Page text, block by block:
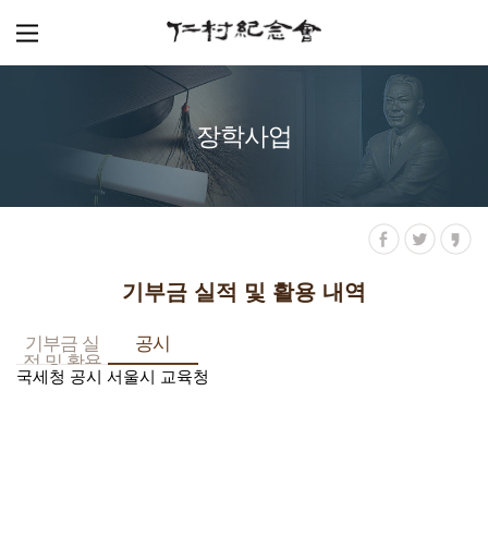
장학사업
기부금 실적 및 활용 내역
기부금 실
적 및 활용
내역
공시
국세청 공시 서울시 교육청